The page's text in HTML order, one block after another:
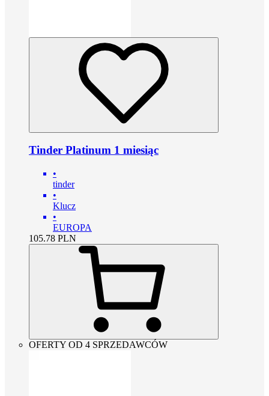
Tinder Platinum 1 miesiąc
•
tinder
•
Klucz
•
EUROPA
105.78 PLN
OFERTY OD 4 SPRZEDAWCÓW